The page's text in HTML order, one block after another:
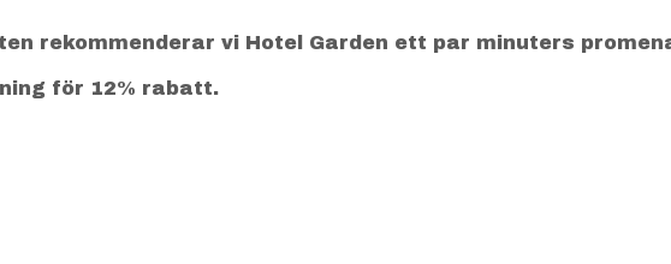
rekommenderar vi Hotel Garden ett par minuters
för 12% rabatt.